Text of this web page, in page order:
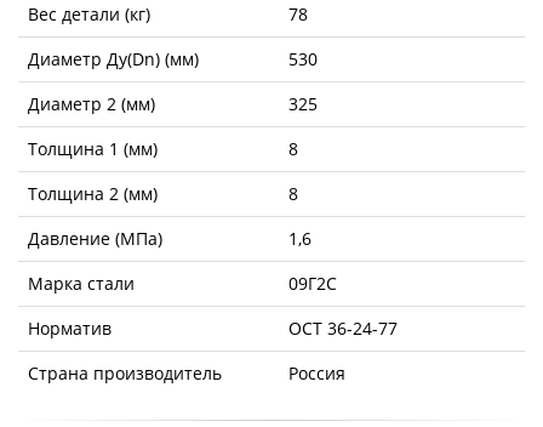
Вес детали (кг)
78
Диаметр Ду(Dn) (мм)
530
Диаметр 2 (мм)
325
Толщина 1 (мм)
8
Толщина 2 (мм)
8
Давление (МПа)
1,6
Марка стали
09Г2С
Норматив
ОСТ 36-24-77
Страна производитель
Россия